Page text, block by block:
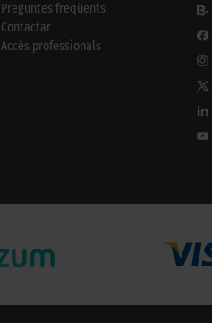
Preguntes freqüents
Contactar
Accés professionals